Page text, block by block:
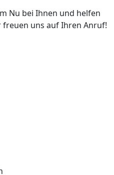
Nu bei Ihnen und helfen
uns auf Ihren Anruf!